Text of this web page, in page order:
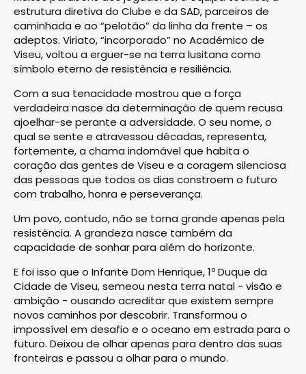
estrutura diretiva do Clube e da SAD, parceiros de
caminhada e ao “pelotão” da linha da frente – os
adeptos. Viriato, “incorporado” no Académico de
Viseu, voltou a erguer-se na terra lusitana como
símbolo eterno de resistência e resiliência.
Com a sua tenacidade mostrou que a força
verdadeira nasce da determinação de quem recusa
ajoelhar-se perante a adversidade. O seu nome, o
qual se sente e atravessou décadas, representa,
fortemente, a chama indomável que habita o
coração das gentes de Viseu e a coragem silenciosa
das pessoas que todos os dias constroem o futuro
com trabalho, honra e perseverança.
Um povo, contudo, não se torna grande apenas pela
resistência. A grandeza nasce também da
capacidade de sonhar para além do horizonte.
E foi isso que o Infante Dom Henrique, 1º Duque da
Cidade de Viseu, semeou nesta terra natal - visão e
ambição - ousando acreditar que existem sempre
novos caminhos por descobrir. Transformou o
impossível em desafio e o oceano em estrada para o
futuro. Deixou de olhar apenas para dentro das suas
fronteiras e passou a olhar para o mundo.